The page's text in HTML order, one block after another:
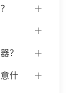
？
什